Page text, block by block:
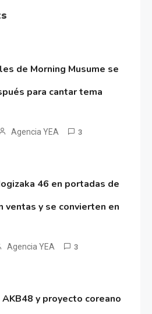
de Morning Musume se
para cantar tema
Agencia YEA 3
46 en portadas de
ventas y se convierten en
Agencia YEA 3
y proyecto coreano